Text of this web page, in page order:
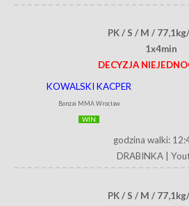
PK / S / M /
1x4min
DECYZJA
KOWALSKI KACPER
Bonzai MMA Wrocław
WIN
godzina walki:
DRABINKA
PK / S / M /